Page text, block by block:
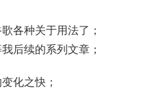
各种关于用法了；
后续的系列文章；
化之快；